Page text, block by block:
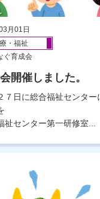
月01日
・福祉
ぐ育成会
開催しました。
７日に総合福祉センター
祉センター第一研修室...